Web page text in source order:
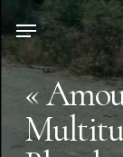
to
main
content
Menu
«